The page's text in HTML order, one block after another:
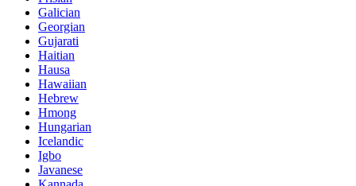
Galician
Georgian
Gujarati
Haitian
Hausa
Hawaiian
Hebrew
Hmong
Hungarian
Icelandic
Igbo
Javanese